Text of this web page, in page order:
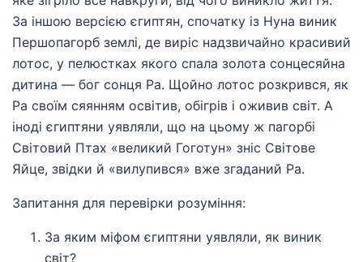
За іншою версією єгиптян, спочатку із Нуна виник
Першопагорб землі, де виріс надзвичайно красивий
лотос, у пелюстках якого спала золота сонцесяйна
дитина — бог сонця Ра. Щойно лотос розкрився, як
Ра своїм сяянням освітив, обігрів і оживив світ. А
іноді єгиптяни уявляли, що на цьому ж пагорбі
Світовий Птах «великий Гоготун» зніс Світове
Яйце, звідки й «вилупився» вже згаданий Ра.
Запитання для перевірки розуміння:
За яким міфом єгиптяни уявляли, як виник
світ?